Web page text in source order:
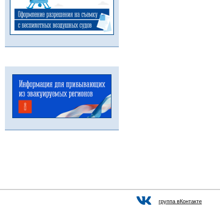
группа вКонтакте